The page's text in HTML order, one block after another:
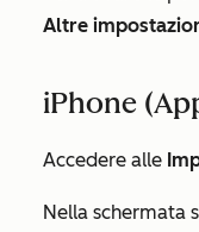
Altre
iPhone
Accedere alle
Nella schermata